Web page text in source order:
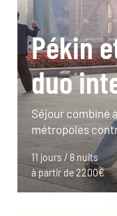
Pékin
duo
Séjour combiné
métropoles
11 jours / 8 nuits
à partir de 2200€